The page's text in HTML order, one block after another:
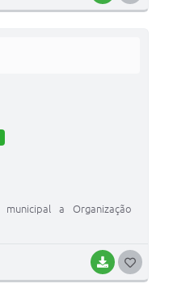
BAIXAR
a Organização